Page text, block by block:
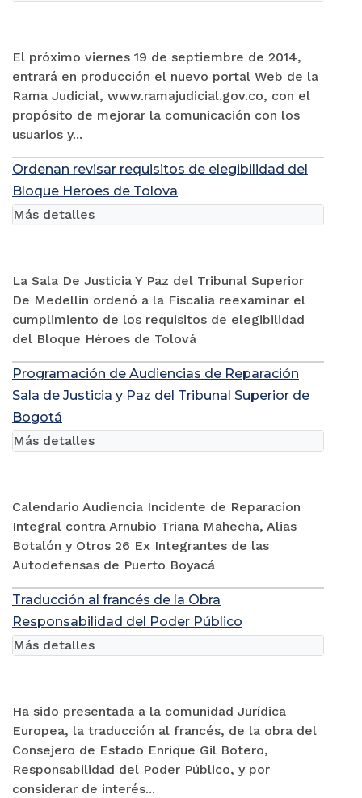
El próximo viernes 19 de septiembre de 2014,
entrará en producción el nuevo portal Web de la
Rama Judicial, www.ramajudicial.gov.co, con el
propósito de mejorar la comunicación con los
usuarios y...
Ordenan revisar requisitos de elegibilidad del
Bloque Heroes de Tolova
La Sala De Justicia Y Paz del Tribunal Superior
De Medellin ordenó a la Fiscalia reexaminar el
cumplimiento de los requisitos de elegibilidad
del Bloque Héroes de Tolová
Más detalles
Programación de Audiencias de Reparación
Sala de Justicia y Paz del Tribunal Superior de
Bogotá
Calendario Audiencia Incidente de Reparacion
Integral contra Arnubio Triana Mahecha, Alias
Botalón y Otros 26 Ex Integrantes de las
Autodefensas de Puerto Boyacá
Más detalles
Traducción al francés de la Obra
Responsabilidad del Poder Público
Ha sido presentada a la comunidad Jurídica
Europea, la traducción al francés, de la obra del
Consejero de Estado Enrique Gil Botero,
Responsabilidad del Poder Público, y por
considerar de interés...
Más detalles